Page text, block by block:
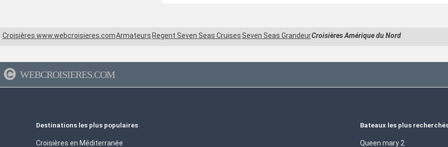
Croisières www.webcroisieres.comArmateurs Regent Seven Seas Cruises Seven Seas GrandeurCroisières Amérique du Nord
WEBCROISIERES.COM
Destinations les plus populaires
Croisières en Méditerranée
Bateaux les plus
Queen mary 2